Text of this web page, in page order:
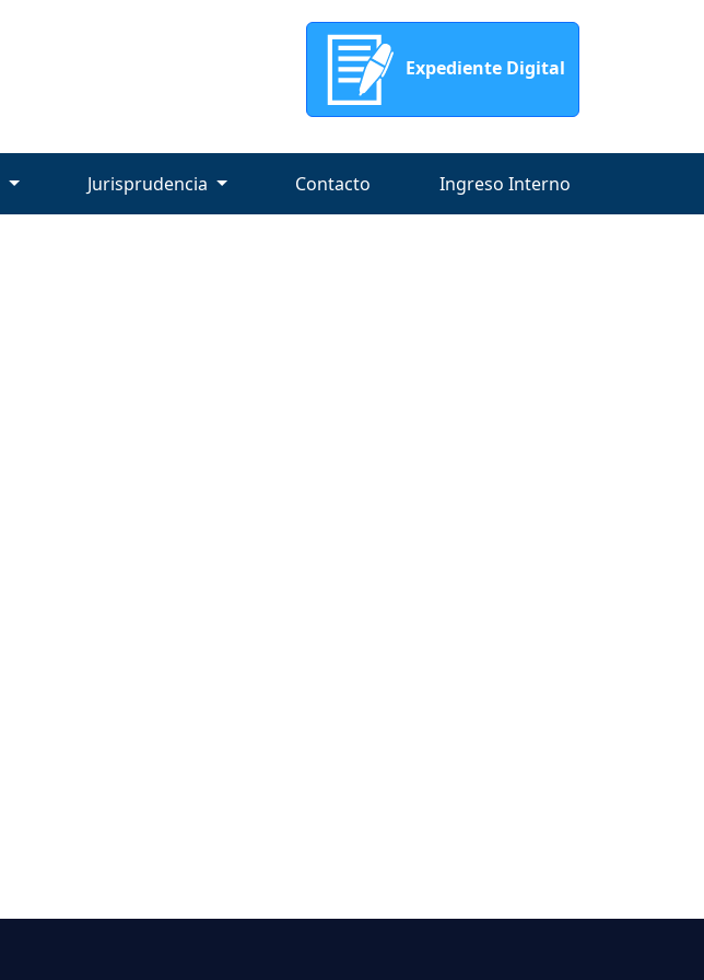
Expediente Digital
Jurisprudencia Contacto Ingreso Interno